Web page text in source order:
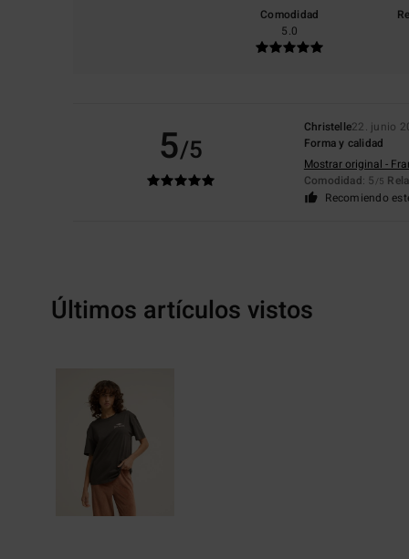
Comodidad
5.0
5/5
Christelle22. junio
Forma y calidad
Mostrar original -
Comodidad: 5 /5
Recomiendo
Últimos artículos vistos